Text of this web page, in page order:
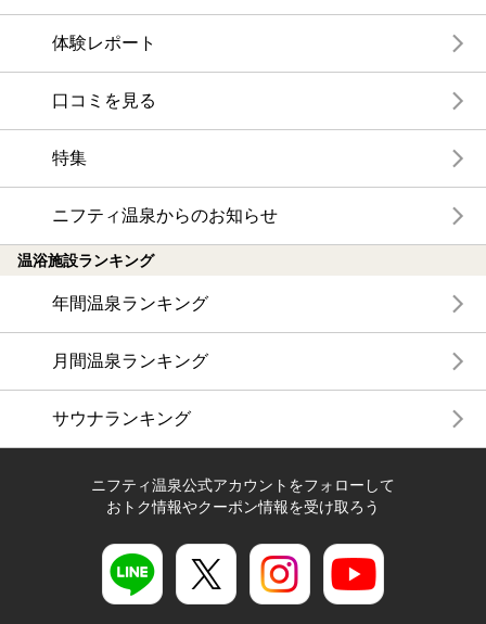
体験レポート
口コミを見る
特集
ニフティ温泉からのお知らせ
温浴施設ランキング
年間温泉ランキング
月間温泉ランキング
サウナランキング
ニフティ温泉公式アカウントをフォローして
おトク情報やクーポン情報を受け取ろう